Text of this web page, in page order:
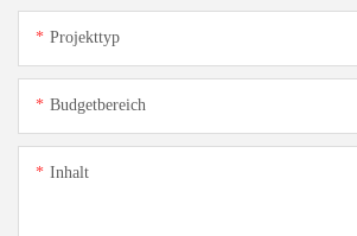
Projekttyp
Budgetbereich
Inhalt